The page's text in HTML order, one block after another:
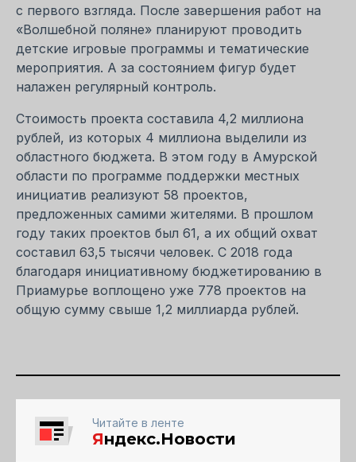
с первого взгляда. После завершения работ на
«Волшебной поляне» планируют проводить
детские игровые программы и тематические
мероприятия. А за состоянием фигур будет
налажен регулярный контроль.
Стоимость проекта составила 4,2 миллиона
рублей, из которых 4 миллиона выделили из
областного бюджета. В этом году в Амурской
области по программе поддержки местных
инициатив реализуют 58 проектов,
предложенных самими жителями. В прошлом
году таких проектов был 61, а их общий охват
составил 63,5 тысячи человек. С 2018 года
благодаря инициативному бюджетированию в
Приамурье воплощено уже 778 проектов на
общую сумму свыше 1,2 миллиарда рублей.
Читайте в ленте
Яндекс.Новости